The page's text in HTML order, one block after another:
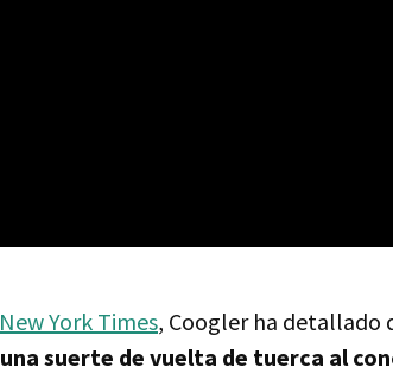
New York Times, Coogler ha detallado
una suerte de vuelta de tuerca al